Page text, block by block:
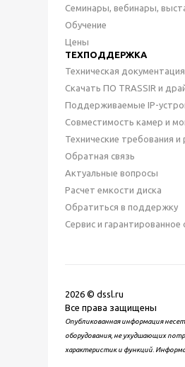
Семинары, вебинары,
Обучение
Цены
ТЕХПОДДЕРЖКА
Техническая документация
Скачать ПО TRASSIR и
Поддерживаемые IP-
Совместимость камер и
Технические требования
Обратная связь
Актуальные вопросы
Расчет емкости диска
Обратиться в поддержку
Сервис и гарантированное
2026 © dssl.ru
Все права защищены
Опубликованная информация
оборудования, не ухудшающих
характеристик и функций.